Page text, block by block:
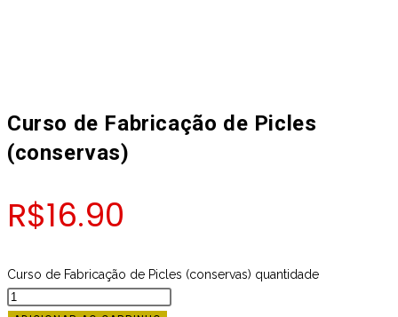
Curso de Fabricação de Picles
(conservas)
R$16.90
Curso de Fabricação de Picles (conservas) quantidade